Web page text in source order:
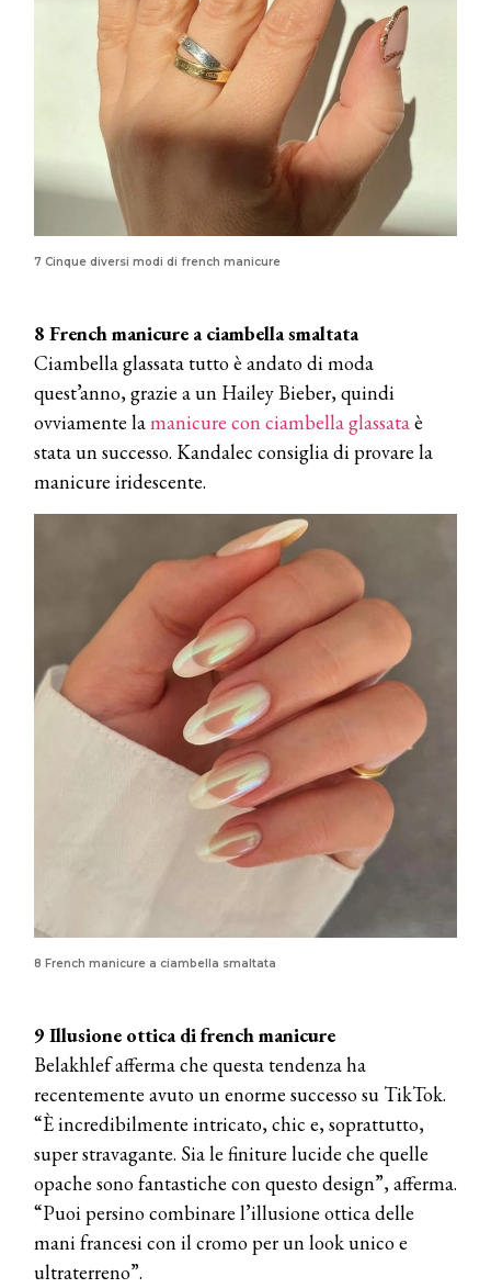
7 Cinque diversi modi di french manicure
8 French manicure a ciambella smaltata
Ciambella glassata tutto è andato di moda
quest’anno, grazie a un Hailey Bieber, quindi
ovviamente lamanicure con ciambella glassataè
stata un successo. Kandalec consiglia di provare la
manicure iridescente.
8 French manicure a ciambella smaltata
9 Illusione ottica di french manicure
Belakhlef afferma che questa tendenza ha
recentemente avuto un enorme successo su TikTok.
“È incredibilmente intricato, chic e, soprattutto,
super stravagante. Sia le finiture lucide che quelle
opache sono fantastiche con questo design”, afferma.
“Puoi persino combinare l’illusione ottica delle
mani francesi con il cromo per un look unico e
ultraterreno”.